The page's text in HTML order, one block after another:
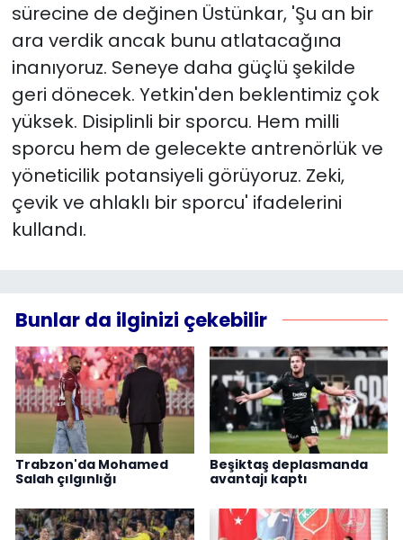
sürecine de değinen Üstünkar, 'Şu an bir
ara verdik ancak bunu atlatacağına
inanıyoruz. Seneye daha güçlü şekilde
geri dönecek. Yetkin'den beklentimiz çok
yüksek. Disiplinli bir sporcu. Hem milli
sporcu hem de gelecekte antrenörlük ve
yöneticilik potansiyeli görüyoruz. Zeki,
çevik ve ahlaklı bir sporcu' ifadelerini
kullandı.
Bunlar da ilginizi çekebilir
Trabzon'da Mohamed
Salah çılgınlığı
Beşiktaş deplasmanda
avantajı kaptı